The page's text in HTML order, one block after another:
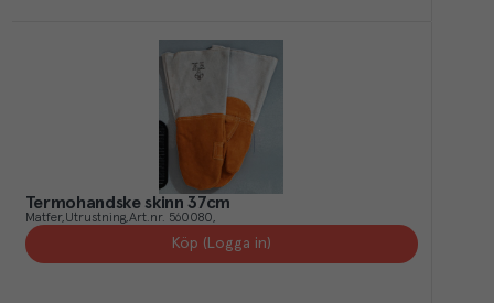
Termohandske skinn 37cm
Matfer Utrustning Art.nr. 560080
Köp (Logga in)